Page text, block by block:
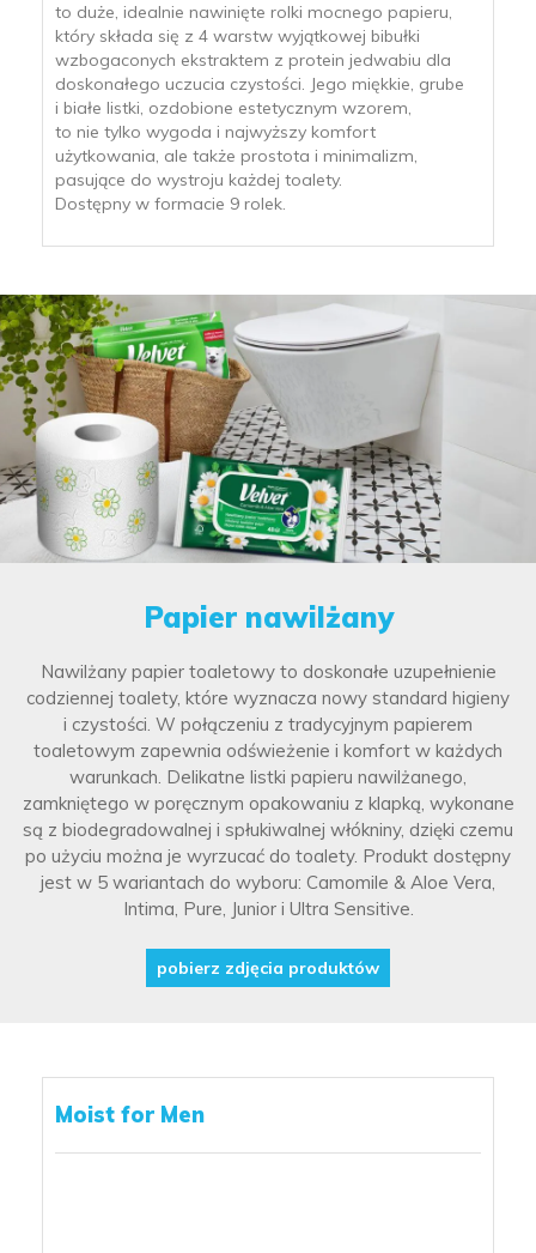
to duże, idealnie nawinięte rolki mocnego papieru,
który składa się z 4 warstw wyjątkowej bibułki
wzbogaconych ekstraktem z protein jedwabiu dla
doskonałego uczucia czystości. Jego miękkie, grube
i białe listki, ozdobione estetycznym wzorem,
to nie tylko wygoda i najwyższy komfort
użytkowania, ale także prostota i minimalizm,
pasujące do wystroju każdej toalety.
Dostępny w formacie 9 rolek.
Papier nawilżany
Nawilżany papier toaletowy to doskonałe uzupełnienie
codziennej toalety, które wyznacza nowy standard higieny
i czystości. W połączeniu z tradycyjnym papierem
toaletowym zapewnia odświeżenie i komfort w każdych
warunkach. Delikatne listki papieru nawilżanego,
zamkniętego w poręcznym opakowaniu z klapką, wykonane
są z biodegradowalnej i spłukiwalnej włókniny, dzięki czemu
po użyciu można je wyrzucać do toalety. Produkt dostępny
jest w 5 wariantach do wyboru: Camomile & Aloe Vera,
Intima, Pure, Junior i Ultra Sensitive.
pobierz zdjęcia produktów
Moist for Men